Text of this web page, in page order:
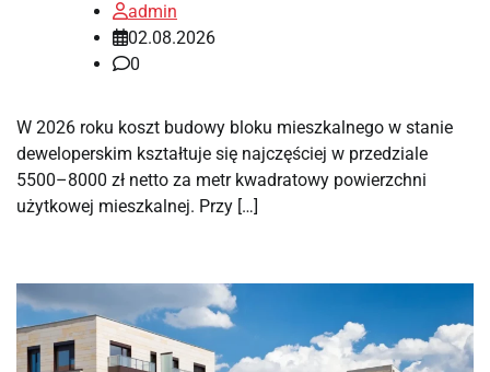
admin
02.08.2026
0
W 2026 roku koszt budowy bloku mieszkalnego w stanie
deweloperskim kształtuje się najczęściej w przedziale
5500–8000 zł netto za metr kwadratowy powierzchni
użytkowej mieszkalnej. Przy […]